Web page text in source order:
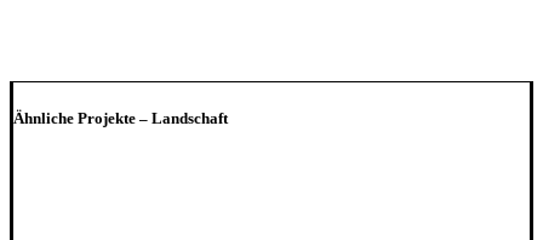
Ähnliche Projekte – Landschaft